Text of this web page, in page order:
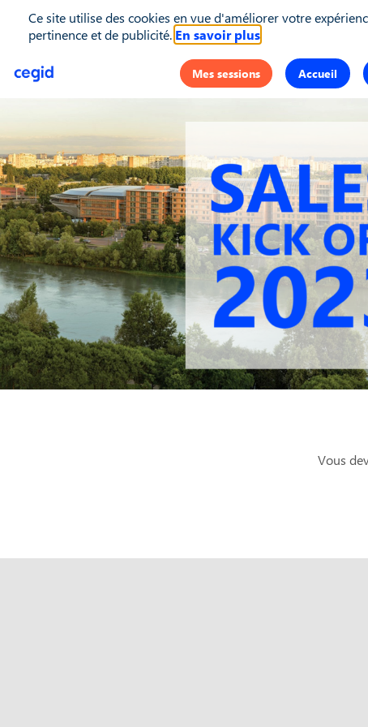
Mes sessions Accueil
Vous
Ce site utilise des cookies en vue d'améliorer votre
pertinence et de publicité. En savoir plus